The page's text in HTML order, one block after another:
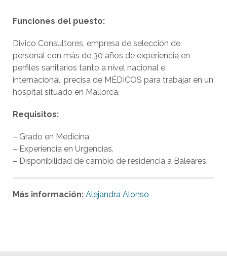
Funciones del puesto:
Divico Consultores, empresa de selección de
personal con más de 30 años de experiencia en
perfiles sanitarios tanto a nivel nacional e
internacional, precisa de MÉDICOS para trabajar en un
hospital situado en Mallorca.
Requisitos:
– Grado en Medicina
– Experiencia en Urgencias.
– Disponibilidad de cambio de residencia a Baleares.
Más información: Alejandra Alonso